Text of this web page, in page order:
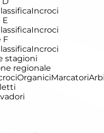
Incroci
E
Incroci
F
Incroci
stagioni
regionale
OrganiciMarcatori